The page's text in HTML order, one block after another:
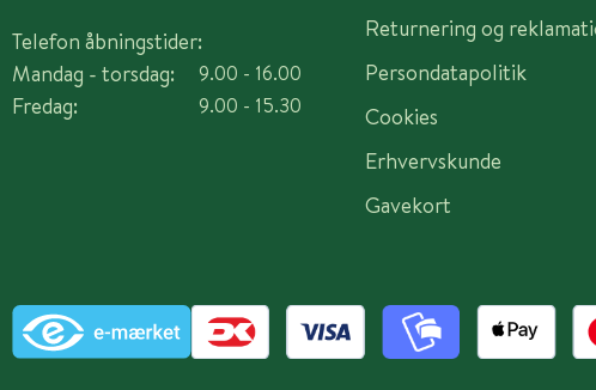
Telefon åbningstider:
Mandag - torsdag:
Fredag:
9.00 - 16.00
9.00 - 15.30
Returnering og
Persondatapolitik
Cookies
Erhvervskunde
Gavekort